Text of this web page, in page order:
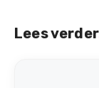
Lees verder